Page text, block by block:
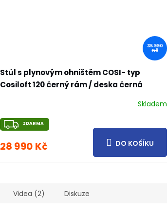
35 990
Kč
Stůl s plynovým ohništěm COSI- typ
Cosiloft 120 černý rám / deska černá
Skladem
ZDARMA
ZDARMA
28 990 Kč DO KOŠÍKU
Videa (2) Diskuze